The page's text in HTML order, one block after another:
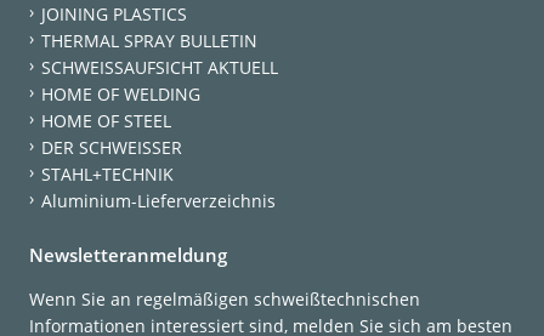
JOINING PLASTICS
THERMAL SPRAY BULLETIN
SCHWEISSAUFSICHT AKTUELL
HOME OF WELDING
HOME OF STEEL
DER SCHWEISSER
STAHL+TECHNIK
Aluminium-Lieferverzeichnis
Newsletteranmeldung
Wenn Sie an regelmäßigen schweißtechnischen
Informationen interessiert sind, melden Sie sich am besten